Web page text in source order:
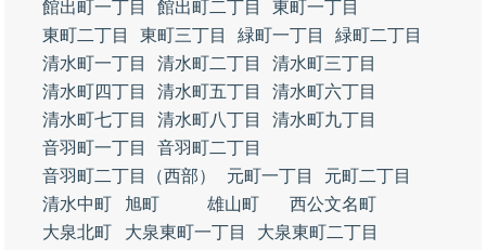
館出町一丁目
館出町二丁目
東町一丁目
東町二丁目
東町三丁目 緑町一丁目
緑町二丁目
清水町一丁目
清水町二丁目
清水町三丁目
清水町四丁目
清水町五丁目
清水町六丁目
清水町七丁目
清水町八丁目
清水町九丁目
音羽町一丁目
音羽町二丁目
音羽町二丁目（西部）
元町一丁目
元町二丁目
清水中町
旭町 雄山町
西公文名町
大泉北町
大泉東町一丁目
大泉東町二丁目